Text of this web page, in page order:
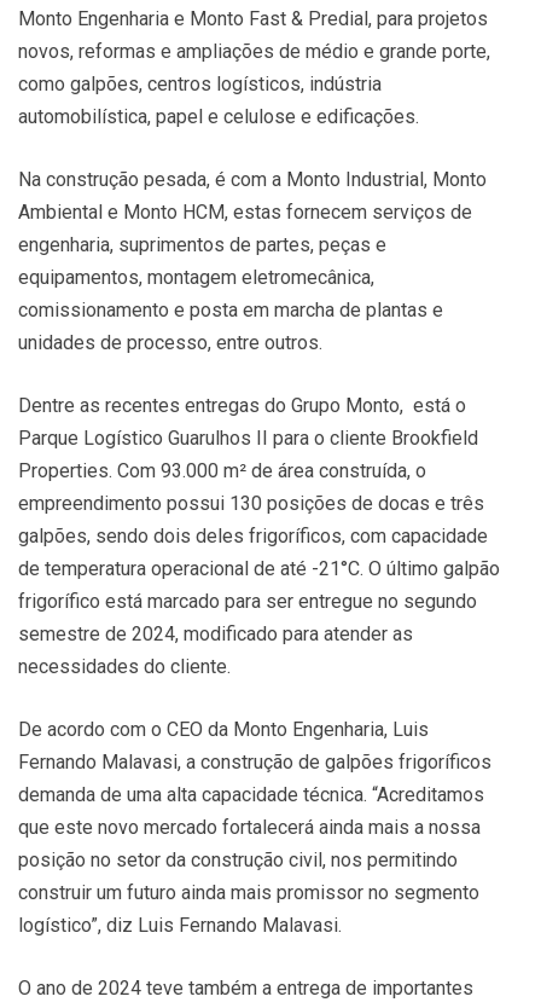
Monto Engenharia e Monto Fast & Predial, para projetos
novos, reformas e ampliações de médio e grande porte,
como galpões, centros logísticos, indústria
automobilística, papel e celulose e edificações.
Na construção pesada, é com a Monto Industrial, Monto
Ambiental e Monto HCM, estas fornecem serviços de
engenharia, suprimentos de partes, peças e
equipamentos, montagem eletromecânica,
comissionamento e posta em marcha de plantas e
unidades de processo, entre outros.
Dentre as recentes entregas do Grupo Monto, está o
Parque Logístico Guarulhos II para o cliente Brookfield
Properties. Com 93.000 m² de área construída, o
empreendimento possui 130 posições de docas e três
galpões, sendo dois deles frigoríficos, com capacidade
de temperatura operacional de até -21°C. O último galpão
frigorífico está marcado para ser entregue no segundo
semestre de 2024, modificado para atender as
necessidades do cliente.
De acordo com o CEO da Monto Engenharia, Luis
Fernando Malavasi, a construção de galpões frigoríficos
demanda de uma alta capacidade técnica. “Acreditamos
que este novo mercado fortalecerá ainda mais a nossa
posição no setor da construção civil, nos permitindo
construir um futuro ainda mais promissor no segmento
logístico”, diz Luis Fernando Malavasi.
O ano de 2024 teve também a entrega de importantes